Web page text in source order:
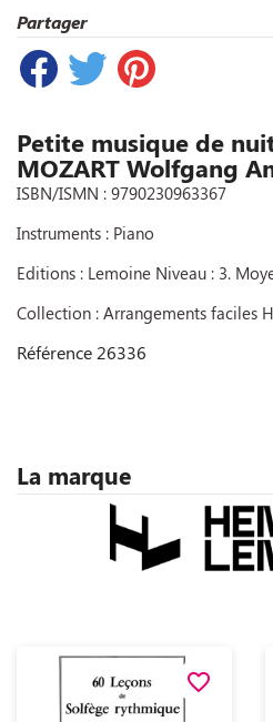
Partager
Petite musique de
MOZART Wolfgang
ISBN/ISMN : 9790230963367
Instruments : Piano
Editions : Lemoine Niveau : 3.
Collection : Arrangements faciles
Référence 26336
La marque
favorite_border